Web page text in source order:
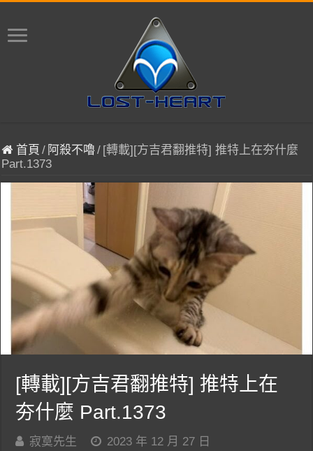
首頁 / 阿殺不嚕/ [轉載][方吉君翻推特] 推特上在夯什麼
Part.1373
[轉載][方吉君翻推特] 推特上在
夯什麼 Part.1373
寂寞先生
2023 年 12 月 27 日